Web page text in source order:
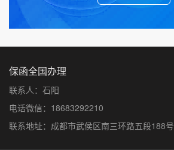
保函全国办理
联系人：石阳
电话微信：18683292210
联系地址：成都市武侯区南三环路五段188号